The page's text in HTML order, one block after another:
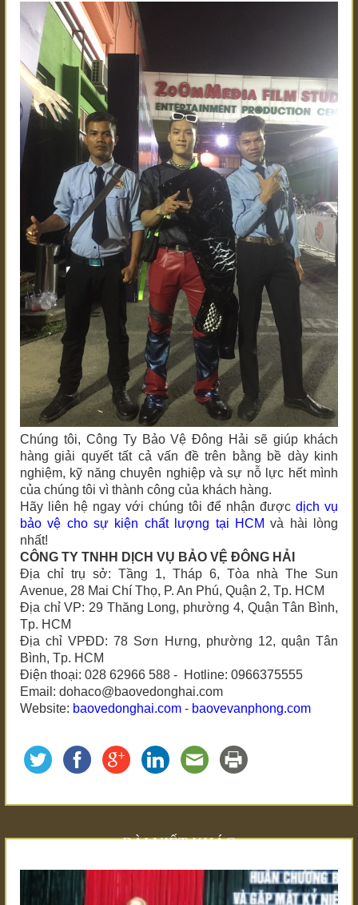
Chúng tôi, Công Ty Bảo Vệ Đông Hải sẽ giúp khách
hàng giải quyết tất cả vấn đề trên bằng bề dày kinh
nghiệm, kỹ năng chuyên nghiệp và sự nỗ lực hết mình
của chúng tôi vì thành công của khách hàng.
Hãy liên hệ ngay với chúng tôi để nhận được dịch vụ
bảo vệ cho sự kiện chất lượng tại HCM và hài lòng
nhất!
CÔNG TY TNHH DỊCH VỤ BẢO VỆ ĐÔNG HẢI
Địa chỉ trụ sở: Tầng 1, Tháp 6, Tòa nhà The Sun
Avenue, 28 Mai Chí Thọ, P. An Phú, Quận 2, Tp. HCM
Địa chỉ VP: 29 Thăng Long, phường 4, Quận Tân Bình,
Tp. HCM
Địa chỉ VPĐD: 78 Sơn Hưng, phường 12, quận Tân
Bình, Tp. HCM
Điện thoại: 028 62966 588 - Hotline: 0966375555
Email: dohaco@baovedonghai.com
Website: baovedonghai.com - baovevanphong.com
BÀI VIẾT KHÁC